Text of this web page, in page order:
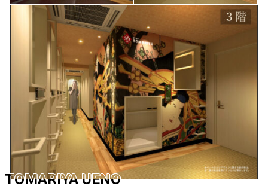
TOMARIYA UENO